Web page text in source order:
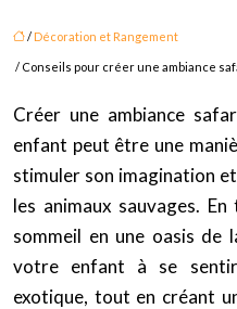
/ Décoration et Rangement
/ Conseils pour créer une ambiance
Créer une ambiance
enfant peut être une
stimuler son imagination
les animaux sauvages.
sommeil en une oasis de
votre enfant à se
exotique, tout en créant